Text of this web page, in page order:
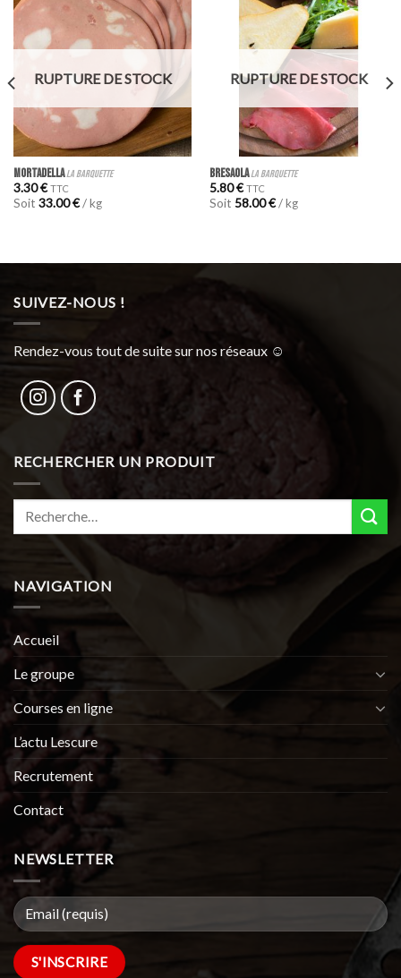
RUPTURE DE STOCK
MORTADELLAla barquette
3.30€ TTC
Soit 33.00€/ kg
RUPTURE DE STOCK
BRESAOLAla barquette
5.80€ TTC
Soit 58.00€/ kg
SUIVEZ-NOUS !
Rendez-vous tout de suite sur nos réseaux ☺︎
RECHERCHER UN PRODUIT
Recherche
NAVIGATION
Accueil
Le groupe
Courses en ligne
L’actu Lescure
Recrutement
Contact
NEWSLETTER